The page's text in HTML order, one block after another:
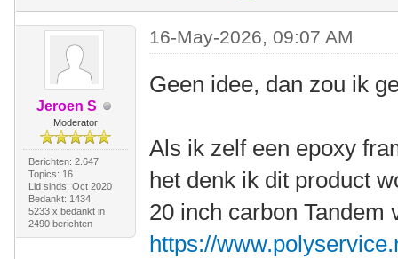
Jeroen S
Moderator
Berichten: 2.647
Topics: 16
Lid sinds: Oct 2020
Bedankt: 1434
5233 x bedankt in
2490 berichten
16-May-2026, 09:07 AM
Geen idee, dan zou ik
Als ik zelf een epoxy
het denk ik dit product
20 inch carbon Tandem
https://